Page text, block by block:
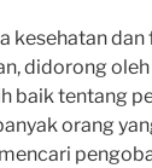
kesehatan
didorong
baik tentang
orang